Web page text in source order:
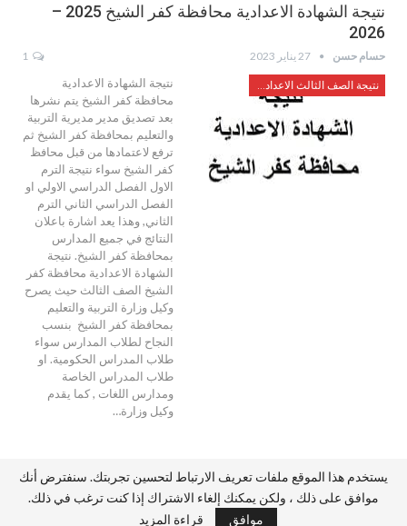
نتيجة الشهادة الاعدادية محافظة كفر الشيخ 2025 –
2026
حسام حسن 27 يناير 2023
نتيجة الشهادة الاعدادية
محافظة كفر الشيخ يتم نشرها
بعد تصديق مدير مديرية التربية
والتعليم بمحافظة كفر الشيخ ثم
ترفع لاعتمادها من قبل محافظ
كفر الشيخ سواء نتيجة الترم
الاول الفصل الدراسي الاولي او
الفصل الدراسي الثاني الترم
الثاني, وهذا يعد اشارة باعلان
النتائج في جميع المدارس
بمحافظة كفر الشيخ. نتيجة
الشهادة الاعدادية محافظة كفر
الشيخ الصف الثالث حيث يصرح
وكيل وزارة التربية والتعليم
بمحافظة كفر الشيخ بنسب
النجاح لطلاب المدارس سواء
طلاب المدراس الحكومية. او
طلاب المدراس الخاصة
ومدارس اللغات , كما يقدم
وكيل وزارة…
© 2026 - أخبار مصر. All Rights Reserved.
يستخدم هذا الموقع ملفات تعريف الارتباط لتحسين تجربتك. سنفترض أنك
موافق على ذلك ، ولكن يمكنك إلغاء الاشتراك إذا كنت ترغب في ذلك.
موافق
قراءة المزيد